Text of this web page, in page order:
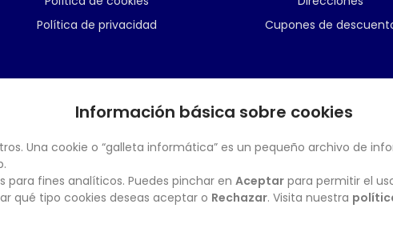
Política de privacidad
Cupones de
BOLETÍN
Información básica sobre cookies
Una cookie o “galleta informática” es un pequeño archivo de
para fines analíticos. Puedes pinchar en Aceptar para permitir el
qué tipo cookies deseas aceptar o Rechazar. Visita nuestra